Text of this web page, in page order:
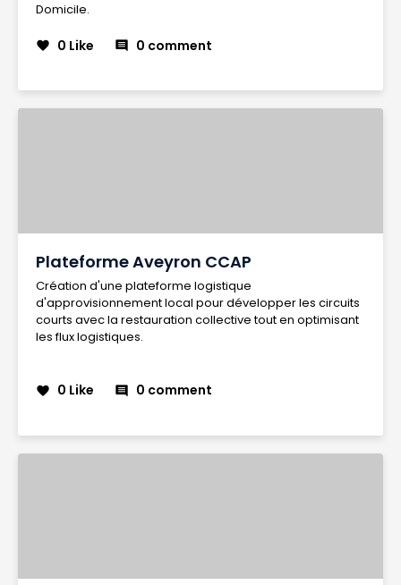
Domicile.
favorite 0 Like comment 0 comment
Plateforme Aveyron CCAP
Création d'une plateforme logistique
d'approvisionnement local pour développer les circuits
courts avec la restauration collective tout en optimisant
les flux logistiques.
favorite 0 Like comment 0 comment